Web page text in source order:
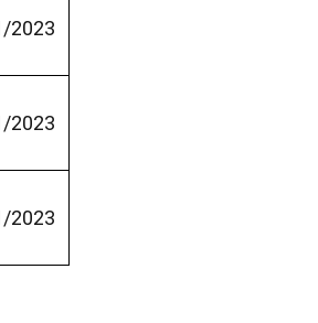
2023
2023
2023